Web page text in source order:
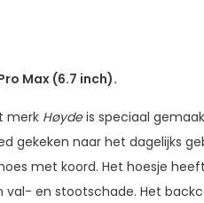
Max (6.7 inch).
merk Høydeis speciaal
gekeken naar het dagelijks
met koord. Het hoesje
en stootschade. Het